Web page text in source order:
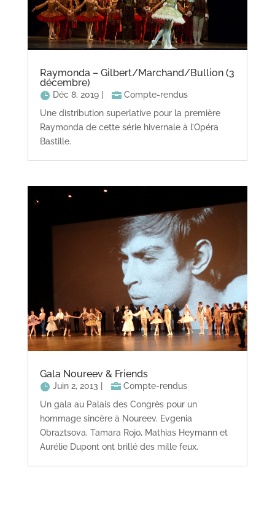
Raymonda – Gilbert/Marchand/Bullion (3
décembre)
Déc 8, 2019|
Compte-rendus
Une distribution superlative pour la première
Raymonda de cette série hivernale à l’Opéra
Bastille.
Gala Noureev & Friends
Juin 2, 2013
Compte-rendus
Un gala au Palais des Congrès pour un
hommage sincère à Noureev. Evgenia
Obraztsova, Tamara Rojo, Mathias Heymann et
Aurélie Dupont ont brillé des mille feux.